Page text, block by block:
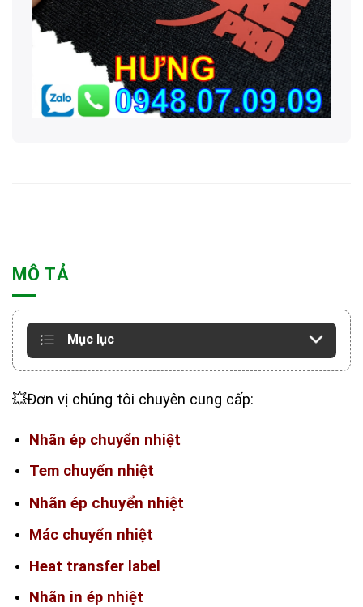
MÔ TẢ
Mục lục
💥Đơn vị chúng tôi chuyên cung cấp:
Nhãn ép chuyển nhiệt
Tem chuyển nhiệt
Nhãn ép chuyển nhiệt
Mác chuyển nhiệt
Heat transfer label
Nhãn in ép nhiệt